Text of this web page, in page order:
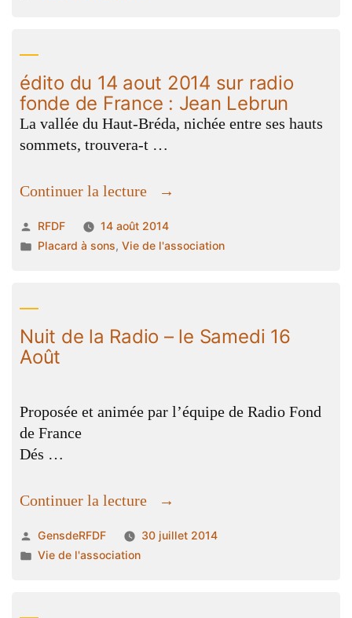
Haut
Bréda »
édito du 14 aout 2014 sur radio
fonde de France : Jean Lebrun
La vallée du Haut-Bréda, nichée entre ses hauts
sommets, trouvera-t …
Continuer la lecture
« édito
14
aout
fonde
Jean
Publié
par
RFDF
14 août 2014
Publié
Placard à sons,Vie de l'association
Nuit de la Radio – le Samedi 16
Août
Proposée et animée par l’équipe de Radio Fond
de France
Dés …
Continuer la lecture
« Nuit
la
Publié
par
GensdeRFDF
30 juillet 2014
Publié
Vie de l'association